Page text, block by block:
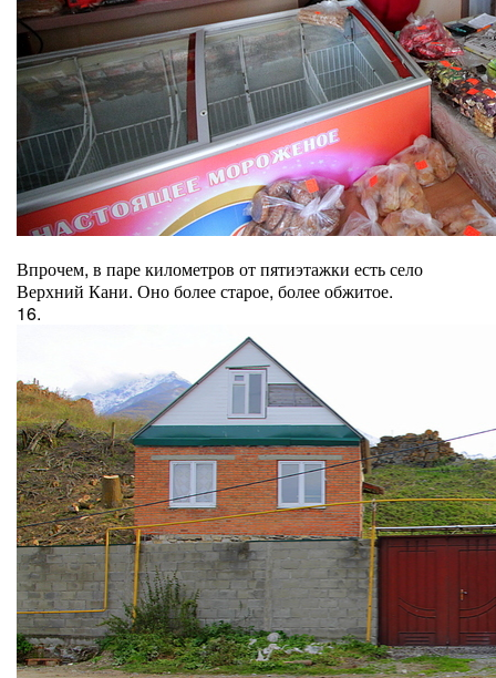
Впрочем, в паре километров от пятиэтажки есть село
Верхний Кани. Оно более старое, более обжитое.
16.